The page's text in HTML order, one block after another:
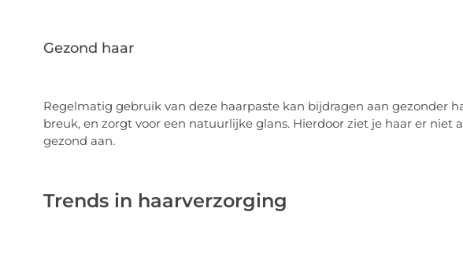
Gezond haar
Regelmatig gebruik van deze haarpaste kan bijdragen aan gezonder
breuk, en zorgt voor een natuurlijke glans. Hierdoor ziet je haar er niet
gezond aan.
Trends in haarverzorging